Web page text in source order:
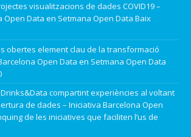
visualitzacions de dades COVID19 –
Open Data en Setmana Open Data Baix
obertes element clau de la transformació
Open Data en Setmana Open Data
compartint experiències al voltant
de dades – Iniciativa Barcelona Open
de les iniciatives que faciliten l’us de